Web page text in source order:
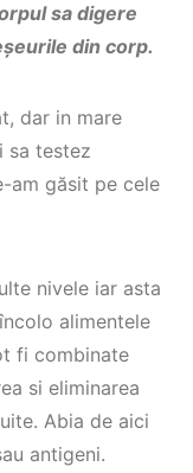
sa digere
din corp.
dar in mare
sa testez
am găsit pe cele
nivele iar asta
alimentele
fi combinate
si eliminarea
Abia de aici
antigeni.